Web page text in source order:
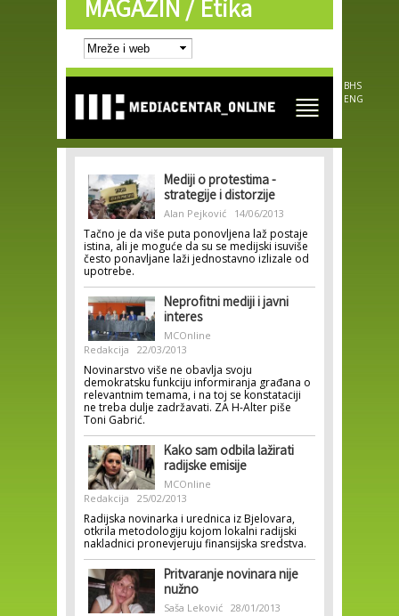
Skip to
main
content
MAGAZIN /Etika
BHS
ENG
Mediji o protestima -
strategije i distorzije
Alan Pejković 14/06/2013
Tačno je da više puta ponovljena laž postaje
istina, ali je moguće da su se medijski isuviše
često ponavljane laži jednostavno izlizale od
upotrebe.
Neprofitni mediji i javni
interes
MCOnline
Redakcija
22/03/2013
Novinarstvo više ne obavlja svoju
demokratsku funkciju informiranja građana o
relevantnim temama, i na toj se konstataciji
ne treba dulje zadržavati. ZA H-Alter piše
Toni Gabrić.
Kako sam odbila lažirati
radijske emisije
MCOnline
Redakcija
25/02/2013
Radijska novinarka i urednica iz Bjelovara,
otkrila metodologiju kojom lokalni radijski
nakladnici pronevjeruju finansijska sredstva.
Pritvaranje novinara nije
nužno
Saša Leković 28/01/2013